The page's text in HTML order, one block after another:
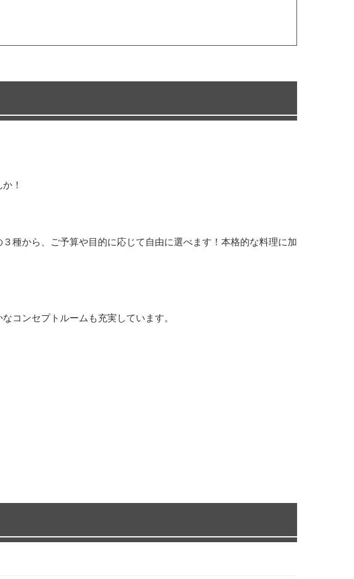
！
種から、ご予算や目的に応じて自由に選べます！本格的な料理に加
コンセプトルームも充実しています。